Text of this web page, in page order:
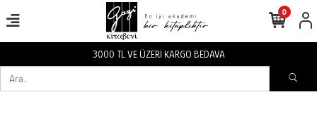
3000 TL VE ÜZERİ KARGO BEDAVA
0